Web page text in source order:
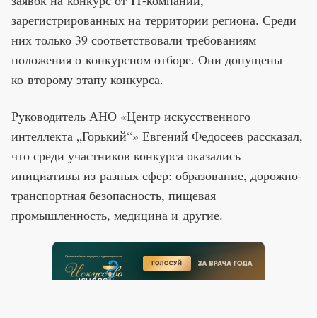
зарегистрированных на территории региона. Среди
них только 39 соответствовали требованиям
положения о конкурсном отборе. Они допущены
ко второму этапу конкурса.
Руководитель АНО «Центр искусственного
интеллекта „Горький“» Евгений Федосеев рассказал,
что среди участников конкурса оказались
инициативы из разных сфер: образование, дорожно-
транспортная безопасность, пищевая
промышленность, медицина и другие.